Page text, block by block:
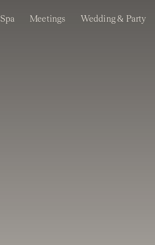
Spa Meetings Wedding & Party